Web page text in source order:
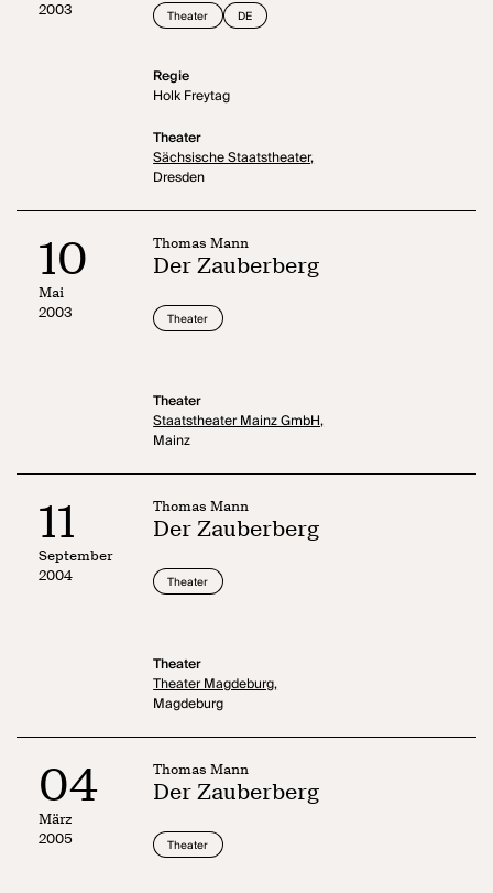
2003
Theater DE
Regie
Holk Freytag
Theater
Sächsische Staatstheater,
Dresden
10
Mai
2003
Thomas Mann
Der Zauberberg
Theater
Theater
Staatstheater Mainz GmbH,
Mainz
11
September
2004
Thomas Mann
Der Zauberberg
Theater
Theater
Theater Magdeburg,
Magdeburg
04
März
2005
Thomas Mann
Der Zauberberg
Theater